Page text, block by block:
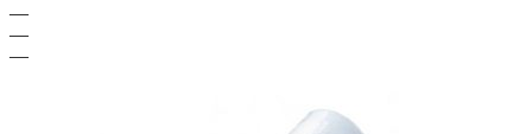
—
—
—